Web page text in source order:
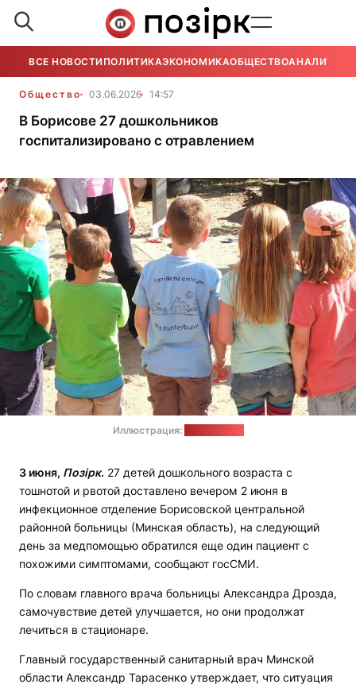
ВСЕ НОВОСТИ ПОЛИТИКАЭКОНОМИКАОБЩЕСТВОАНАЛИТИКА
Общество 03.06.2026 14:57
В Борисове 27 дошкольников
госпитализировано с отравлением
Иллюстрация:
3 июня, Позірк. 27 детей дошкольного возраста с
тошнотой и рвотой доставлено вечером 2 июня в
инфекционное отделение Борисовской центральной
районной больницы (Минская область), на следующий
день за медпомощью обратился еще один пациент с
похожими симптомами, сообщают госСМИ.
По словам главного врача больницы Александра Дрозда,
самочувствие детей улучшается, но они продолжат
лечиться в стационаре.
Главный государственный санитарный врач Минской
области Александр Тарасенко утверждает, что ситуация